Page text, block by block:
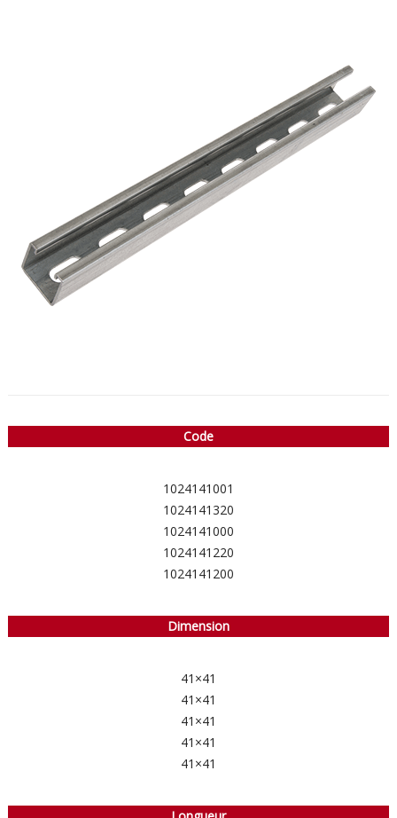
Code
1024141001
1024141320
1024141000
1024141220
1024141200
Dimension
41×41
41×41
41×41
41×41
41×41